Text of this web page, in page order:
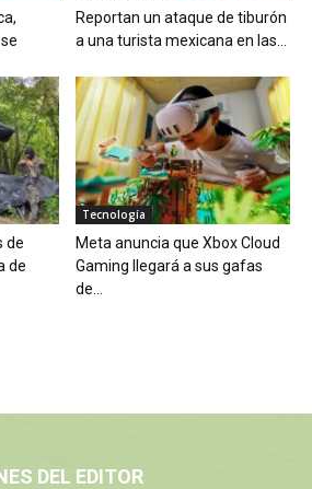
Reportan un ataque de tiburón
a una turista mexicana en las...
de
de
Tecnología
Meta anuncia que Xbox Cloud
Gaming llegará a sus gafas
de...
DEL EDITOR